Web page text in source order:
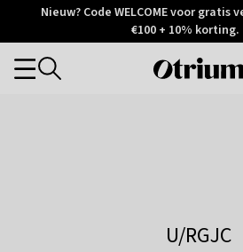
Otrium
Trustpilot
Nieuw? Code WELCOME voor gratis
€100 + 10% korting.
Otrium
Categories
U/RGJC